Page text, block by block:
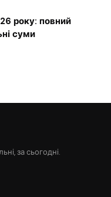
року: повний
суми
за сьогодні.